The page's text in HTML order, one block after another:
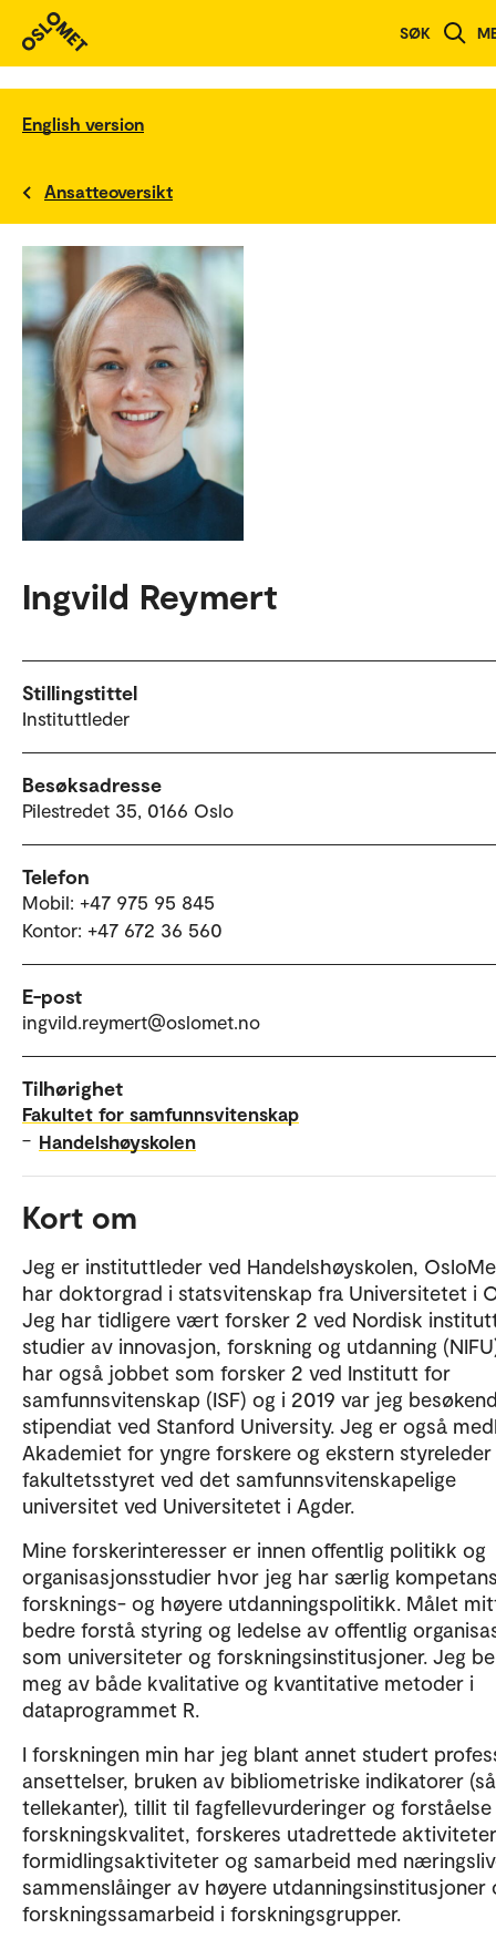
SØK
English version
Ansatteoversikt
Ingvild Reymert
Stillingstittel
Instituttleder
Besøksadresse
Pilestredet 35, 0166 Oslo
Telefon
Mobil: +47 975 95 845
Kontor: +47 672 36 560
E-post
ingvild.reymert@oslomet.no
Tilhørighet
Fakultet for samfunnsvitenskap
– Handelshøyskolen
Kort om
Jeg er instituttleder ved Handelshøyskolen,
har doktorgrad i statsvitenskap fra Universitetet i
Jeg har tidligere vært forsker 2 ved Nordisk
studier av innovasjon, forskning og utdanning
har også jobbet som forsker 2 ved Institutt for
samfunnsvitenskap (ISF) og i 2019 var jeg
stipendiat ved Stanford University. Jeg er også
Akademiet for yngre forskere og ekstern
fakultetsstyret ved det samfunnsvitenskapelige
universitet ved Universitetet i Agder.
Mine forskerinteresser er innen offentlig politikk og
organisasjonsstudier hvor jeg har særlig
forsknings- og høyere utdanningspolitikk. Målet
bedre forstå styring og ledelse av offentlig
som universiteter og forskningsinstitusjoner. Jeg
meg av både kvalitative og kvantitative metoder i
dataprogrammet R.
I forskningen min har jeg blant annet studert
ansettelser, bruken av bibliometriske indikatorer
tellekanter), tillit til fagfellevurderinger og
forskningskvalitet, forskeres utadrettede
formidlingsaktiviteter og samarbeid med
sammenslåinger av høyere utdanningsinstitusjoner
forskningssamarbeid i forskningsgrupper.